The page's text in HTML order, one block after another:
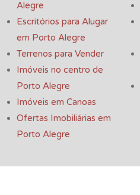
Alegre
Escritórios para Alugar
em Porto Alegre
Terrenos para Vender
Imóveis no centro de
Porto Alegre
Imóveis em Canoas
Ofertas Imobiliárias em
Porto Alegre